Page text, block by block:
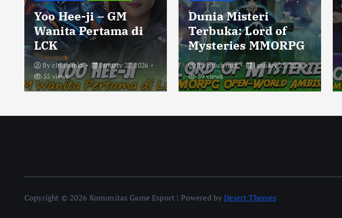
a
g
n
Yoo Hee-ji – GM
Wanita Pertama di
LCK
By citlub mkt
January 27, 2026
55 views
Dunia Misteri
Terbuka: Lord of
Mysteries MMORPG
Bycitlub mkt
January 23, 2026
59 views
Copyright © 2026 Komunitas Game Esport | Powered byDesert Themes